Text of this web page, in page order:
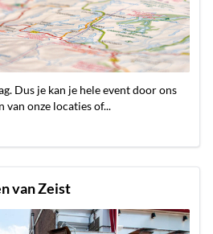
Dus je kan je hele event door ons
van onze locaties of...
van Zeist